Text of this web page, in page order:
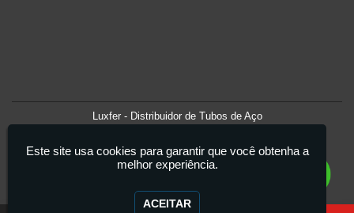
Luxfer - Distribuidor de Tubos de Aço
Este site usa cookies para garantir que você obtenha a
melhor experiência.
ACEITAR